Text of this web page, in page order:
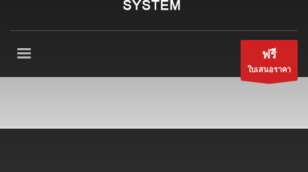
ฟรี
ใบเสนอราคา